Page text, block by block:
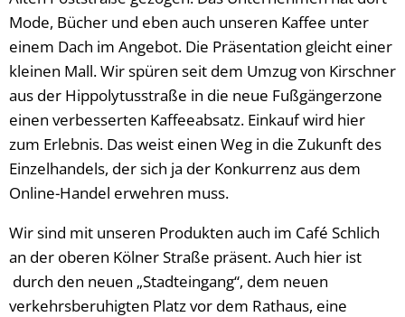
Mode, Bücher und eben auch unseren Kaffee unter
einem Dach im Angebot. Die Präsentation gleicht einer
kleinen Mall. Wir spüren seit dem Umzug von Kirschner
aus der Hippolytusstraße in die neue Fußgängerzone
einen verbesserten Kaffeeabsatz. Einkauf wird hier
zum Erlebnis. Das weist einen Weg in die Zukunft des
Einzelhandels, der sich ja der Konkurrenz aus dem
Online-Handel erwehren muss.
Wir sind mit unseren Produkten auch im Café Schlich
an der oberen Kölner Straße präsent. Auch hier ist
durch den neuen „Stadteingang“, dem neuen
verkehrsberuhigten Platz vor dem Rathaus, eine